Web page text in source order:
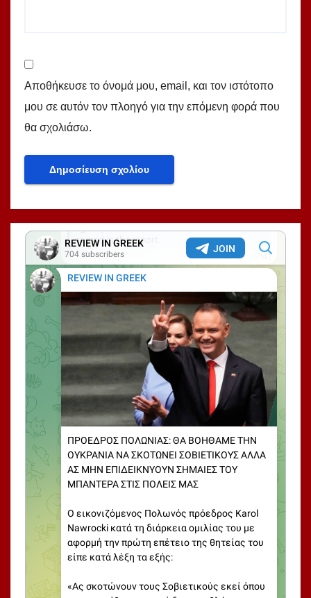
Αποθήκευσε το όνομά μου, email, και τον ιστότοπο
μου σε αυτόν τον πλοηγό για την επόμενη φορά που
θα σχολιάσω.